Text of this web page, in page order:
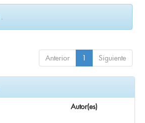
Anterior 1 Siguiente
Autor(es)